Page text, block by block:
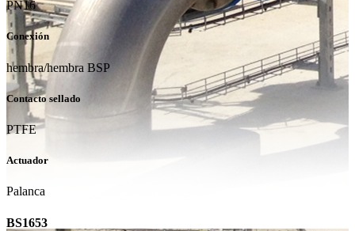
PN16
Conexión
hembra/hembra BSP
Contacto sellado
PTFE
Actuador
Palanca
BS1653